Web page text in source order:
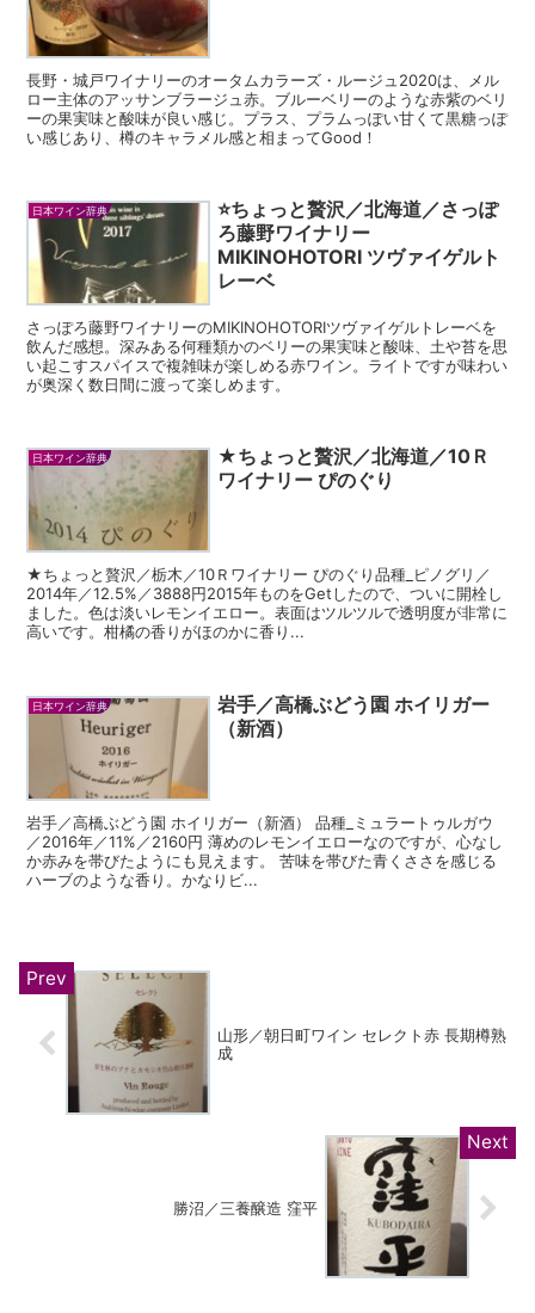
長野・城戸ワイナリーのオータムカラーズ・ルージュ2020は、メル
ロー主体のアッサンブラージュ赤。ブルーベリーのような赤紫のベリ
ーの果実味と酸味が良い感じ。プラス、プラムっぽい甘くて黒糖っぽ
い感じあり、樽のキャラメル感と相まってGood！
日本ワイン辞典
⭐️ちょっと贅沢／北海道／さっぽ
ろ藤野ワイナリー
MIKINOHOTORI ツヴァイゲルト
レーベ
さっぽろ藤野ワイナリーのMIKINOHOTORIツヴァイゲルトレーベを
飲んだ感想。深みある何種類かのベリーの果実味と酸味、土や苔を思
い起こすスパイスで複雑味が楽しめる赤ワイン。ライトですが味わい
が奥深く数日間に渡って楽しめます。
日本ワイン辞典
★ちょっと贅沢／北海道／10Ｒ
ワイナリー ぴのぐり
★ちょっと贅沢／栃木／10Ｒワイナリー ぴのぐり品種_ピノグリ／
2014年／12.5%／3888円2015年ものをGetしたので、ついに開栓し
ました。色は淡いレモンイエロー。表面はツルツルで透明度が非常に
高いです。柑橘の香りがほのかに香り...
日本ワイン辞典
岩手／高橋ぶどう園 ホイリガー
（新酒）
岩手／高橋ぶどう園 ホイリガー（新酒） 品種_ミュラートゥルガウ
／2016年／11%／2160円 薄めのレモンイエローなのですが、心なし
か赤みを帯びたようにも見えます。 苦味を帯びた青くささを感じる
ハーブのような香り。かなりビ...
山形／朝日町ワイン セレクト赤 長期樽熟
成
勝沼／三養醸造 窪平